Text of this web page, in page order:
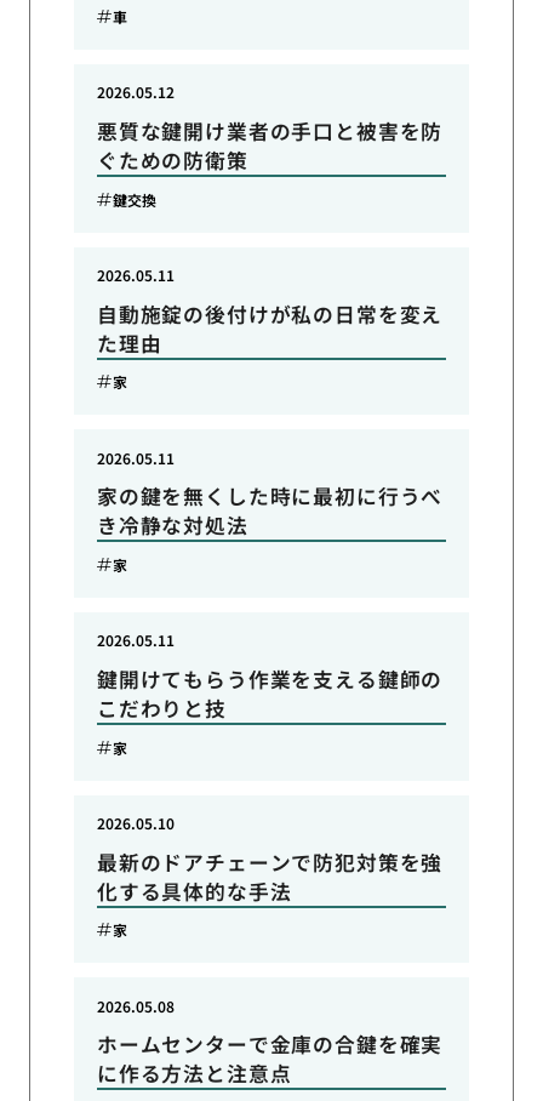
車
悪質な鍵開け業者の手口と被害を防
ぐための防衛策
2026.05.12
鍵交換
自動施錠の後付けが私の日常を変え
た理由
2026.05.11
家
家の鍵を無くした時に最初に行うべ
き冷静な対処法
2026.05.11
家
鍵開けてもらう作業を支える鍵師の
こだわりと技
2026.05.11
家
最新のドアチェーンで防犯対策を強
化する具体的な手法
2026.05.10
家
ホームセンターで金庫の合鍵を確実
に作る方法と注意点
2026.05.08